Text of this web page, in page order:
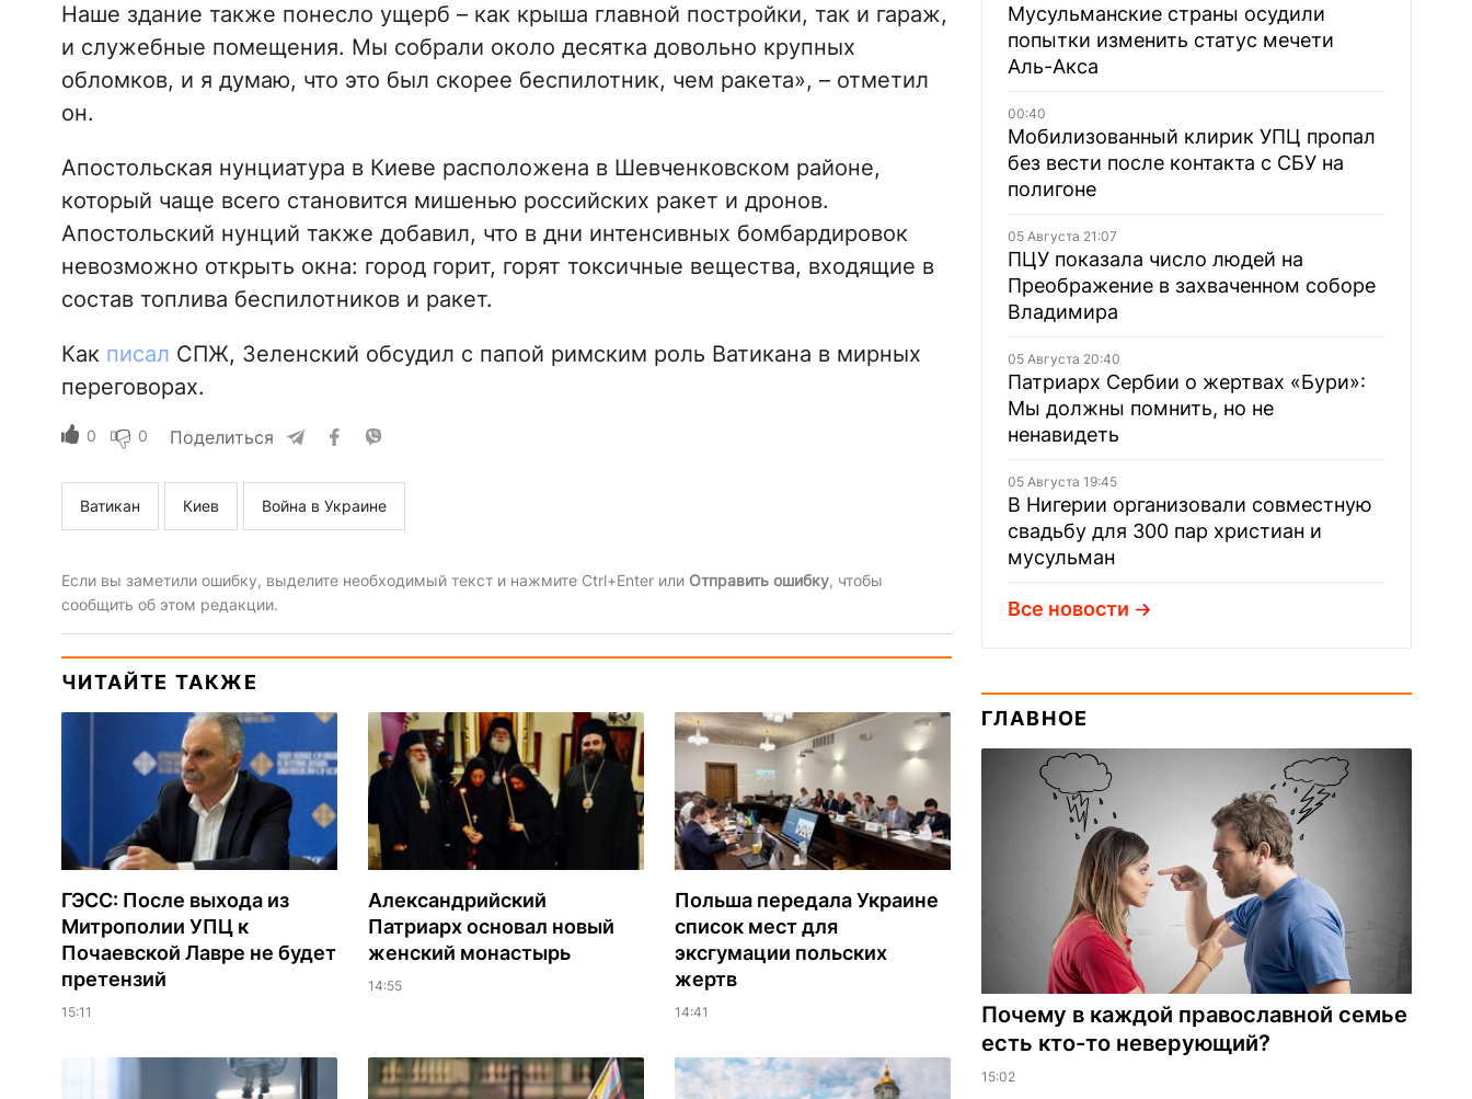
Наше здание также понесло ущерб – как крыша главной постройки, так и гараж,
и служебные помещения. Мы собрали около десятка довольно крупных
обломков, и я думаю, что это был скорее беспилотник, чем ракета», – отметил
он.
Апостольская нунциатура в Киеве расположена в Шевченковском районе,
который чаще всего становится мишенью российских ракет и дронов.
Апостольский нунций также добавил, что в дни интенсивных бомбардировок
невозможно открыть окна: город горит, горят токсичные вещества, входящие в
состав топлива беспилотников и ракет.
Как писал СПЖ, Зеленский обсудил с папой римским роль Ватикана в мирных
переговорах.
0 0 Поделиться
Ватикан Киев Война в Украине
Если вы заметили ошибку, выделите необходимый текст и нажмите Ctrl+Enter или Отправить ошибку, чтобы
сообщить об этом редакции.
ЧИТАЙТЕ ТАКЖЕ
ГЭСС: После выхода из
Митрополии УПЦ к
Почаевской Лавре не будет
претензий
15:11
Александрийский
Патриарх основал новый
женский монастырь
14:55
Польша передала Украине
список мест для
эксгумации польских
жертв
14:41
Мусульманские страны осудили
попытки изменить статус мечети
Аль-Акса
00:40
Мобилизованный клирик УПЦ пропал
без вести после контакта с СБУ на
полигоне
05 Августа 21:07
ПЦУ показала число людей на
Преображение в захваченном соборе
Владимира
05 Августа 20:40
Патриарх Сербии о жертвах «Бури»:
Мы должны помнить, но не
ненавидеть
05 Августа 19:45
В Нигерии организовали совместную
свадьбу для 300 пар христиан и
мусульман
Все новости
ГЛАВНОЕ
Почему в каждой православной семье
есть кто-то неверующий?
15:02